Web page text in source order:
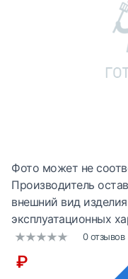
Фото может не
Производитель
внешний вид
эксплуатационных
0 отзывов
₽